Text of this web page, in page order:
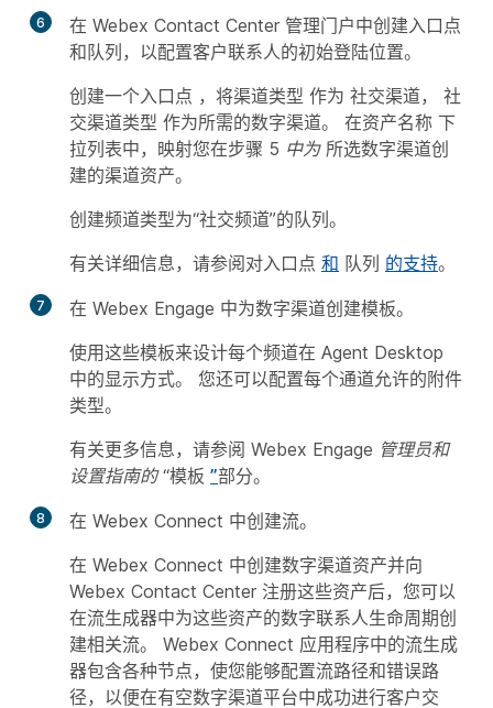
6
在 Webex Contact Center 管理门户中创建入口点
和队列，以配置客户联系人的初始登陆位置。
创建一个入口点 ，将渠道类型 作为 社交渠道， 社
交渠道类型 作为所需的数字渠道。 在资产名称 下
拉列表中，映射您在步骤 5 中为所选数字渠道创
建的渠道资产。
创建频道类型为“社交频道”的队列。
有关详细信息，请参阅对入口点 和 队列 的支持。
7
在 Webex Engage 中为数字渠道创建模板。
使用这些模板来设计每个频道在 Agent Desktop
中的显示方式。 您还可以配置每个通道允许的附件
类型。
有关更多信息，请参阅 Webex Engage 管理员和
设置指南的“模板 ”部分。
8
在 Webex Connect 中创建流。
在 Webex Connect 中创建数字渠道资产并向
Webex Contact Center 注册这些资产后，您可以
在流生成器中为这些资产的数字联系人生命周期创
建相关流。 Webex Connect 应用程序中的流生成
器包含各种节点，使您能够配置流路径和错误路
径，以便在有空数字渠道平台中成功进行客户交